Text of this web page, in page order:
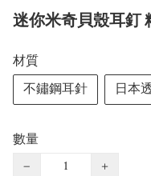
迷你米奇貝殼耳釘
材質
不鏽鋼耳針
日本
數量
−
+